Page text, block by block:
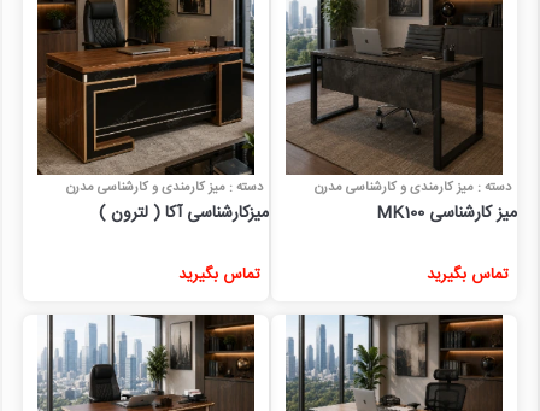
دسته : میز کارمندی و کارشناسی مدرن
میز کارشناسی MK100
تماس بگیرید
دسته : میز کارمندی و کارشناسی مدرن
میزکارشناسی آکا ( لترون )
تماس بگیرید